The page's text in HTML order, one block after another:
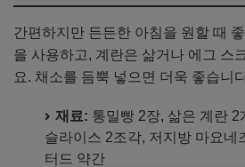
간편하지만 든든한 아침을 원할 때
을 사용하고, 계란은 삶거나 에그 스
요. 채소를 듬뿍 넣으면 더욱 좋습니
재료: 통밀빵 2장, 삶은 계란 2
슬라이스 2조각, 저지방 마요네
터드 약간